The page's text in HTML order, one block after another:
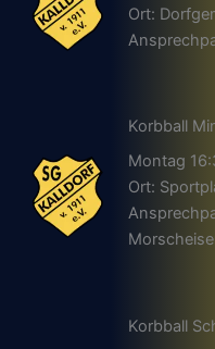
Ort:
Korbball
Montag
Ort:
Korbball